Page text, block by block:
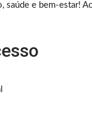
saúde e bem-estar!